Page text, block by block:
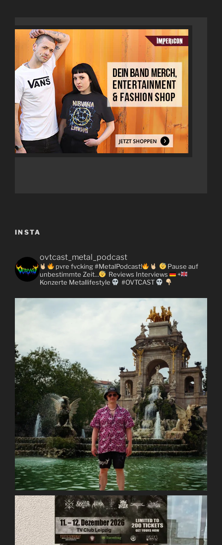
INSTA
ovtcast_metal_podcast
pvre fvcking #MetalPodcast!
Pause auf
unbestimmte Zeit...
Reviews Interviews
+
Konzerte Metallifestyle #OVTCAST